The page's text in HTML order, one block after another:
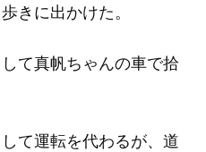
きに出かけた。
て真帆ちゃんの車で拾
て運転を代わるが、道